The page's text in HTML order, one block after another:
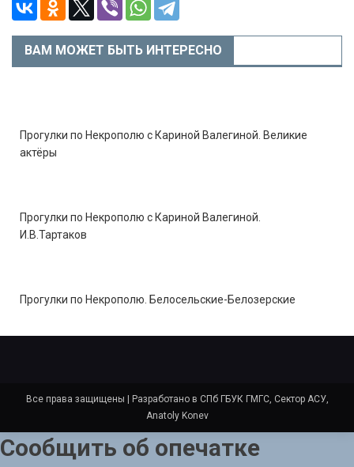
ВАМ МОЖЕТ БЫТЬ ИНТЕРЕСНО
Прогулки по Некрополю с Кариной Валегиной. Великие
актёры
Прогулки по Некрополю с Кариной Валегиной.
И.В.Тартаков
Прогулки по Некрополю. Белосельские-Белозерские
Все права защищены
Разработано в СПб ГБУК ГМГС, Сектор АСУ,
Anatoly Konev
Сообщить об опечатке